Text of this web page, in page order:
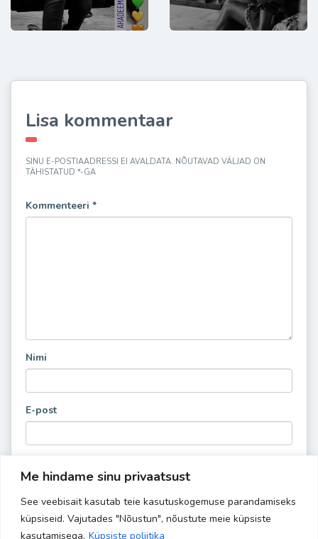
Me hindame sinu privaatsust
See veebisait kasutab teie kasutuskogemuse parandamiseks
küpsiseid. Vajutades "Nõustun", nõustute meie küpsiste
kasutamisega. Küpsiste poliitika
Lisa kommentaar
SINU E-POSTIAADRESSI EI AVALDATA. NÕUTAVAD VÄLJAD ON
TÄHISTATUD *-GA
Kommenteeri *
Nimi
E-post